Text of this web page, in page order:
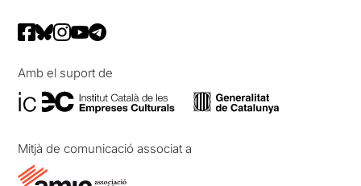
Amb el suport de
Mitjà de comunicació associat a